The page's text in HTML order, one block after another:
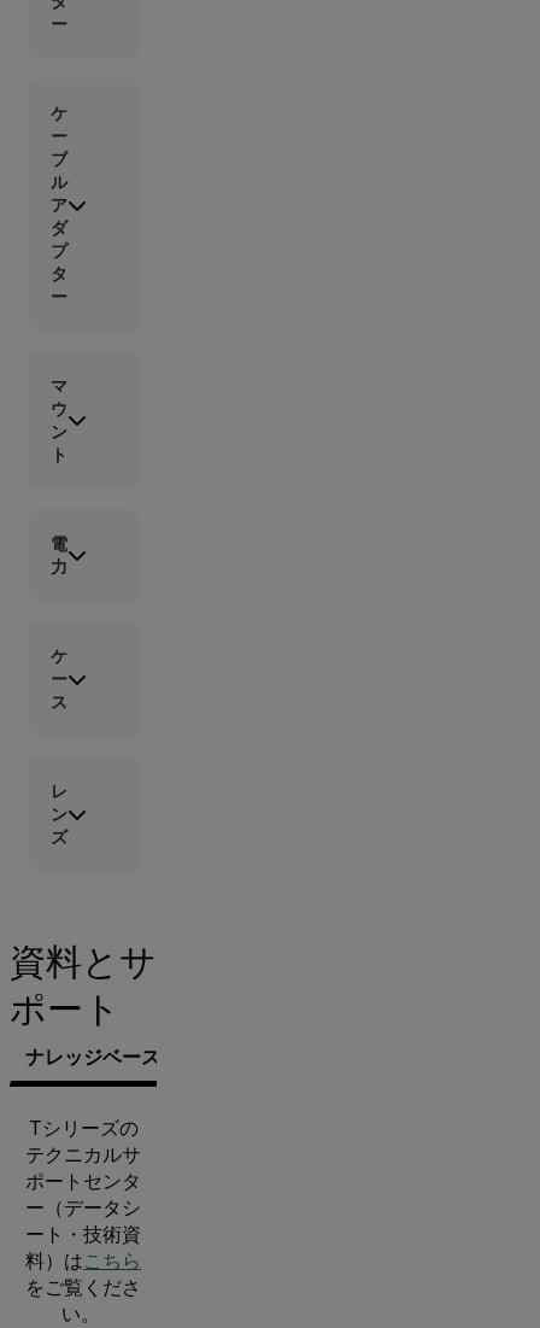
ー
ケ
ー
ブ
ル
ア
ダ
プ
タ
ー
マ
ウ
ン
ト
電
力
ケ
ー
ス
レ
ン
ズ
資料とサ
ポート
ナレッジベース
Tシリーズの
テクニカルサ
ポートセンタ
ー（データシ
ート・技術資
料）はこちら
をご覧くださ
い。